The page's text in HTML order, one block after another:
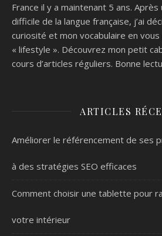
France il y a maintenant 5 ans.
difficile de la langue française, j’ai
curiosité et mon vocabulaire en
« lifestyle ». Découvrez mon petit
cours d’articles réguliers. Bonne
ARTICLES
Améliorer le référencement de ses
à des stratégies SEO efficaces
Comment choisir une tablette pour
votre intérieur